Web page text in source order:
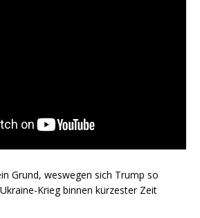
Grund, weswegen sich Trump so
Krieg binnen kürzester Zeit